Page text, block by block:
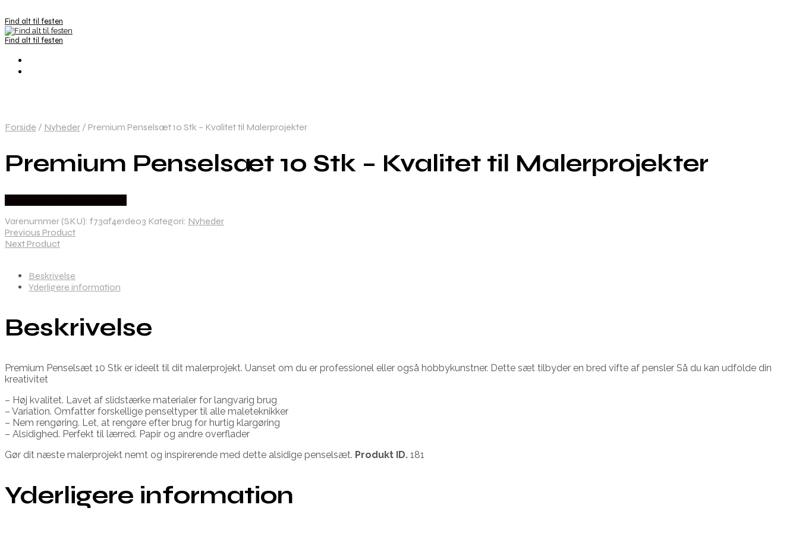
Find alt til festen
Find alt til festen
Forside / Nyheder / Premium Penselsæt 10 Stk – Kvalitet til Malerprojekter
Premium Penselsæt 10 Stk – Kvalitet til Malerprojekter
Varenummer (SKU): f73af4e1de03 Kategori: Nyheder
Previous Product
Next Product
Beskrivelse
Yderligere information
Beskrivelse
Premium Penselsæt 10 Stk er ideelt til dit malerprojekt. Uanset om du er professionel eller også hobbykunstner. Dette sæt tilbyder en bred vifte af pensler Så du kan udfolde din
kreativitet
– Høj kvalitet. Lavet af slidstærke materialer for langvarig brug
– Variation. Omfatter forskellige penseltyper til alle maleteknikker
– Nem rengøring. Let, at rengøre efter brug for hurtig klargøring
– Alsidighed. Perfekt til lærred. Papir og andre overflader
Gør dit næste malerprojekt nemt og inspirerende med dette alsidige penselsæt. Produkt ID. 181
Yderligere information